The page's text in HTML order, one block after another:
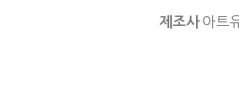
제조사 아트